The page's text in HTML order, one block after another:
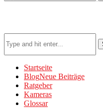
Startseite
BlogNeue Beiträge
Ratgeber
Kameras
Glossar